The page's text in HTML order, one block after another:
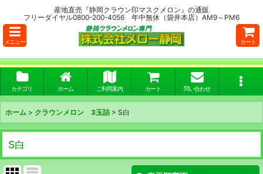
産地直売『静岡クラウン印マスクメロン』の通販
フリーダイヤル0800-200-4056 年中無休（袋井本店）AM9～PM6
メニュー カート
カテゴリ ホーム ご利用案内 カート 問い合わせ
ホーム > クラウンメロン 3玉詰 > S白
S白